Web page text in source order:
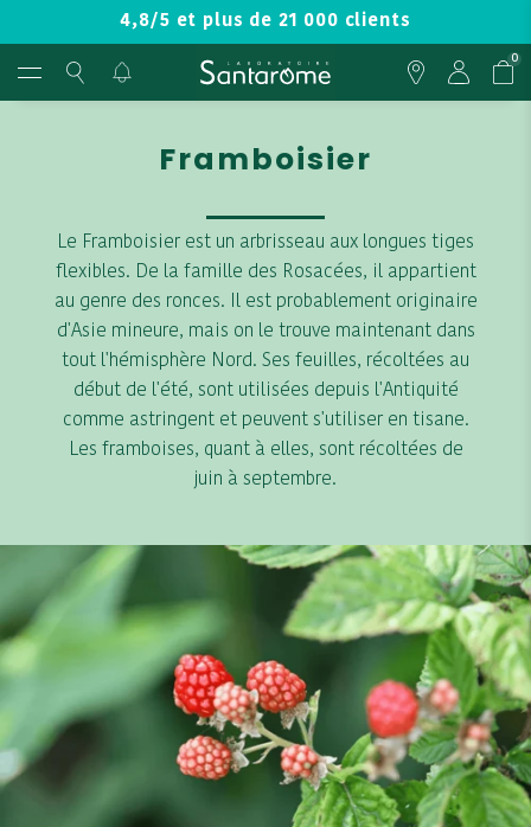
4,8/5 et plus de 21 000 clients
0
Framboisier
Le Framboisier est un arbrisseau aux longues tiges
flexibles. De la famille des Rosacées, il appartient
au genre des ronces. Il est probablement originaire
d'Asie mineure, mais on le trouve maintenant dans
tout l'hémisphère Nord. Ses feuilles, récoltées au
début de l'été, sont utilisées depuis l'Antiquité
comme astringent et peuvent s'utiliser en tisane.
Les framboises, quant à elles, sont récoltées de
juin à septembre.